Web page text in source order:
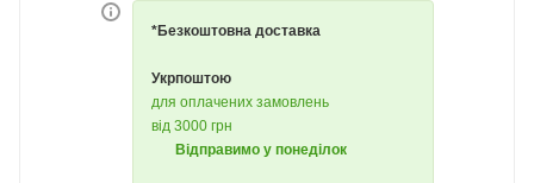
*Безкоштовна доставка
Укрпоштою
для оплачених замовлень
від 3000 грн
Відправимо у понеділок